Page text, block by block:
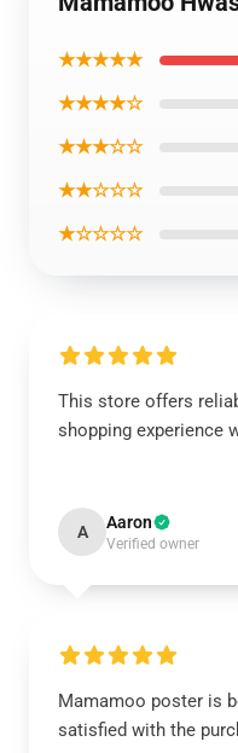
★★★★★
★★★★☆
★★★☆☆
★★☆☆☆
★☆☆☆☆
This store offers
shopping experience
A Aaron
Verified owner
Mamamoo poster is
satisfied with the